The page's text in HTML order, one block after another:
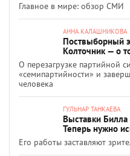
Главное в мире: обзор СМИ
АННА КАЛАШНИКОВА
Поствыборный
Колточник — о
О перезагрузке партийной
«семипартийности» и
человека
ГУЛЬНАР ТАНКАЕВА
Выставки
Теперь нужно
Его работы заставляют